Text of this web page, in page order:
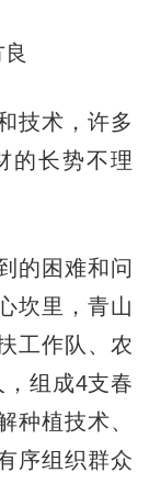
技术，许多
的长势不理
的困难和问
坎里，青山
工作队、农
，组成4支春
种植技术、
序组织群众